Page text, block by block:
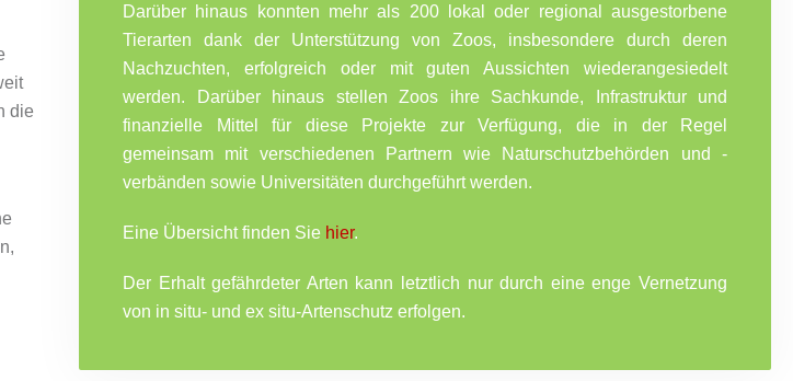
die
Darüber hinaus konnten mehr als 200 lokal oder regional ausgestorbene
Tierarten dank der Unterstützung von Zoos, insbesondere durch deren
Nachzuchten, erfolgreich oder mit guten Aussichten wiederangesiedelt
werden. Darüber hinaus stellen Zoos ihre Sachkunde, Infrastruktur und
finanzielle Mittel für diese Projekte zur Verfügung, die in der Regel
gemeinsam mit verschiedenen Partnern wie Naturschutzbehörden und -
verbänden sowie Universitäten durchgeführt werden.
Eine Übersicht finden Sie hier.
Der Erhalt gefährdeter Arten kann letztlich nur durch eine enge Vernetzung
von in situ- und ex situ-Artenschutz erfolgen.